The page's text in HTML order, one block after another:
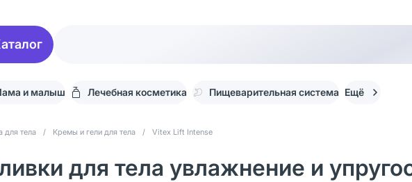
и малыш Лечебная косметика Пищеварительная система Ещё
для тела / Кремы и гели для тела / Vitex Lift Intense
для тела увлажнение и